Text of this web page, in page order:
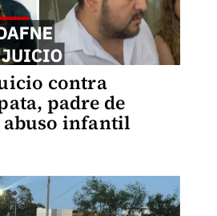
contra
padre de
abuso infantil